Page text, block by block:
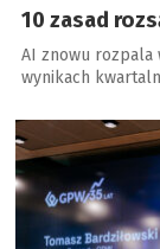
10 zasad
AI znowu rozpala
wynikach
a